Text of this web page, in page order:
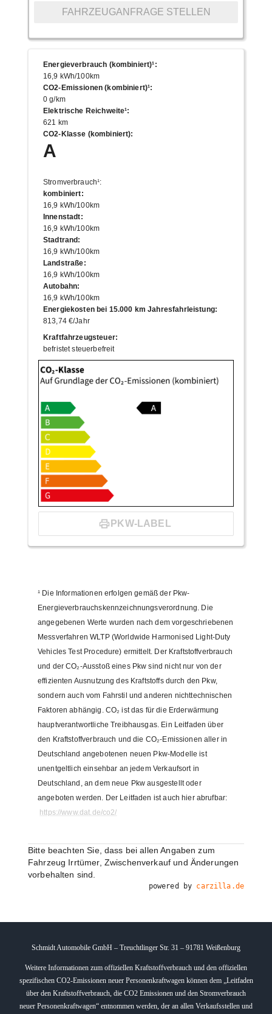
FAHRZEUGANFRAGE STELLEN
Energieverbrauch (kombiniert)¹:
16,9 kWh/100km
CO2-Emissionen (kombiniert)¹:
0 g/km
Elektrische Reichweite¹:
621 km
CO2-Klasse (kombiniert):
A
Stromverbrauch¹:
kombiniert:
16,9 kWh/100km
Innenstadt:
16,9 kWh/100km
Stadtrand:
16,9 kWh/100km
Landstraße:
16,9 kWh/100km
Autobahn:
16,9 kWh/100km
Energiekosten bei 15.000 km Jahresfahrleistung:
813,74 €/Jahr
Kraftfahrzeugsteuer:
befristet steuerbefreit
PKW-LABEL
¹ Die Informationen erfolgen gemäß der Pkw-
Energieverbrauchskennzeichnungsverordnung. Die
angegebenen Werte wurden nach dem vorgeschriebenen
Messverfahren WLTP (Worldwide Harmonised Light-Duty
Vehicles Test Procedure) ermittelt. Der Kraftstoffverbrauch
und der CO₂-Ausstoß eines Pkw sind nicht nur von der
effizienten Ausnutzung des Kraftstoffs durch den Pkw,
sondern auch vom Fahrstil und anderen nichttechnischen
Faktoren abhängig. CO₂ ist das für die Erderwärmung
hauptverantwortliche Treibhausgas. Ein Leitfaden über
den Kraftstoffverbrauch und die CO₂-Emissionen aller in
Deutschland angebotenen neuen Pkw-Modelle ist
unentgeltlich einsehbar an jedem Verkaufsort in
Deutschland, an dem neue Pkw ausgestellt oder
angeboten werden. Der Leitfaden ist auch hier abrufbar:
https://www.dat.de/co2/
Bitte beachten Sie, dass bei allen Angaben zum
Fahrzeug Irrtümer, Zwischenverkauf und Änderungen
vorbehalten sind.
powered by carzilla.de
Schmidt Automobile GmbH – Treuchtlinger Str. 31 – 91781 Weißenburg
Weitere Informationen zum offiziellen Kraftstoffverbrauch und den offiziellen
spezifischen CO2-Emissionen neuer Personenkraftwagen können dem „Leitfaden
über den Kraftstoffverbrauch, die CO2 Emissionen und den Stromverbrauch
neuer Personenkraftwagen“ entnommen werden, der an allen Verkaufsstellen und